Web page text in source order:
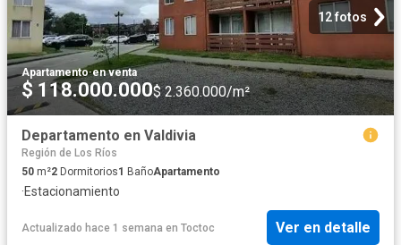
12 fotos
Apartamento·en venta
$ 118.000.000$ 2.360.000/m²
Departamento en Valdivia
Región de Los Ríos
50 m²2 Dormitorios1 BañoApartamento
·Estacionamiento
Actualizado hace 1 semana en Toctoc Ver en detalle